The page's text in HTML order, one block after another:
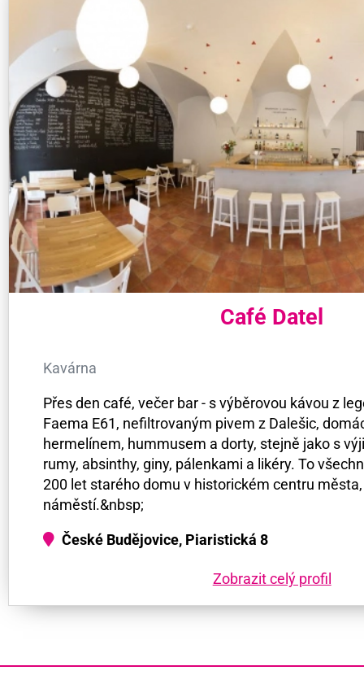
Café Datel
Kavárna
Přes den café, večer bar - s výběrovou kávou z
Faema E61, nefiltrovaným pivem z Dalešic,
hermelínem, hummusem a dorty, stejně jako s
rumy, absinthy, giny, pálenkami a likéry. To
200 let starého domu v historickém centru
náměstí.&nbsp;
České Budějovice, Piaristická 8
Zobrazit celý profil